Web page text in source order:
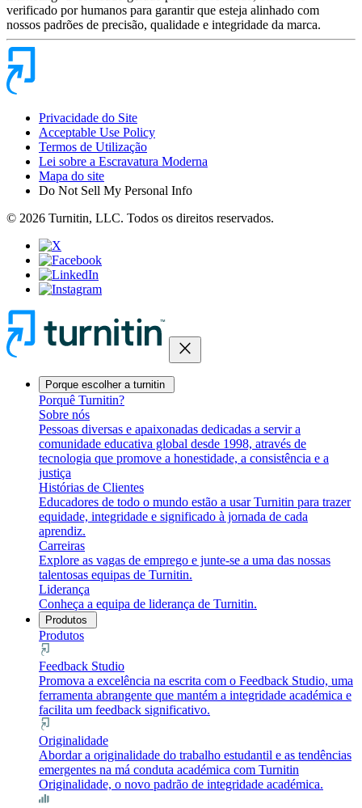
verificado por humanos para garantir que esteja alinhado com
nossos padrões de precisão, qualidade e integridade da marca.
Privacidade do Site
Acceptable Use Policy
Termos de Utilização
Lei sobre a Escravatura Moderna
Mapa do site
Do Not Sell My Personal Info
© 2026 Turnitin, LLC. Todos os direitos reservados.
close
Porque escolher a turnitin
Porquê Turnitin?
Sobre nós
Pessoas diversas e apaixonadas dedicadas a servir a
comunidade educativa global desde 1998, através de
tecnologia que promove a honestidade, a consistência e a
justiça
Histórias de Clientes
Educadores de todo o mundo estão a usar Turnitin para trazer
equidade, integridade e significado à jornada de cada
aprendiz.
Carreiras
Explore as vagas de emprego e junte-se a uma das nossas
talentosas equipas de Turnitin.
Liderança
Conheça a equipa de liderança de Turnitin.
Produtos
Produtos
Feedback Studio
Promova a excelência na escrita com o Feedback Studio, uma
ferramenta abrangente que mantém a integridade académica e
facilita um feedback significativo.
Originalidade
Abordar a originalidade do trabalho estudantil e as tendências
emergentes na má conduta académica com Turnitin
Originalidade, o novo padrão de integridade académica.